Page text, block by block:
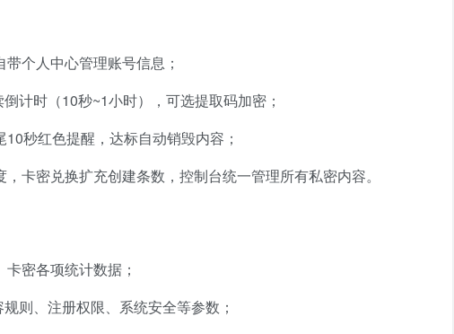
个人中心管理账号信息；
计时（10秒~1小时），可选提取码加密；
秒红色提醒，达标自动销毁内容；
卡密兑换扩充创建条数，控制台统一管理所有私密内容。
密各项统计数据；
则、注册权限、系统安全等参数；